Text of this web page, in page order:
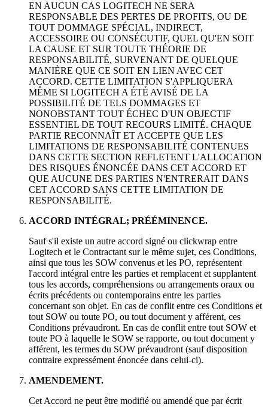
EN AUCUN CAS LOGITECH NE SERA
RESPONSABLE DES PERTES DE PROFITS, OU DE
TOUT DOMMAGE SPÉCIAL, INDIRECT,
ACCESSOIRE OU CONSÉCUTIF, QUEL QU'EN SOIT
LA CAUSE ET SUR TOUTE THÉORIE DE
RESPONSABILITÉ, SURVENANT DE QUELQUE
MANIÈRE QUE CE SOIT EN LIEN AVEC CET
ACCORD. CETTE LIMITATION S'APPLIQUERA
MÊME SI LOGITECH A ÉTÉ AVISÉ DE LA
POSSIBILITÉ DE TELS DOMMAGES ET
NONOBSTANT TOUT ÉCHEC D'UN OBJECTIF
ESSENTIEL DE TOUT RECOURS LIMITÉ. CHAQUE
PARTIE RECONNAÎT ET ACCEPTE QUE LES
LIMITATIONS DE RESPONSABILITÉ CONTENUES
DANS CETTE SECTION REFLETENT L'ALLOCATION
DES RISQUES ÉNONCÉE DANS CET ACCORD ET
QUE AUCUNE DES PARTIES N'ENTRERAIT DANS
CET ACCORD SANS CETTE LIMITATION DE
RESPONSABILITÉ.
ACCORD INTÉGRAL; PRÉÉMINENCE.
Sauf s'il existe un autre accord signé ou clickwrap entre
Logitech et le Contractant sur le même sujet, ces Conditions,
ainsi que tous les SOW convenus et les PO, représentent
l'accord intégral entre les parties et remplacent et supplantent
tous les accords, compréhensions ou arrangements oraux ou
écrits précédents ou contemporains entre les parties
concernant son objet. En cas de conflit entre ces Conditions et
tout SOW ou toute PO, ou tout document y afférent, ces
Conditions prévaudront. En cas de conflit entre tout SOW et
toute PO à laquelle le SOW se rapporte, ou tout document y
afférent, les termes du SOW prévaudront (sauf disposition
contraire expressément énoncée dans celui-ci).
AMENDEMENT.
Cet Accord ne peut être modifié ou amendé que par écrit